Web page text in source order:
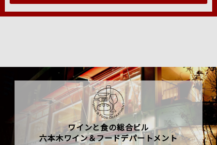
ワインと食の総合ビル
六本木ワイン＆フードデパートメント